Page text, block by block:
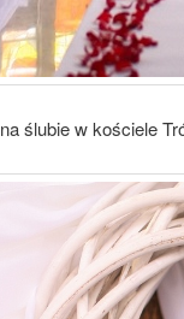
ślubie w kościele